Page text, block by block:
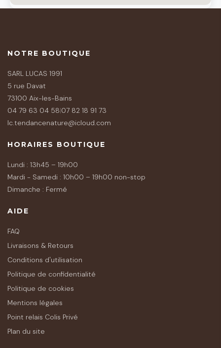
NOTRE BOUTIQUE
SARL LUCAS 1991
5 rue Davat
73100 Aix-les-Bains
04 79 63 04 58|07 82 18 91 73
lc.tendancenature@icloud.com
HORAIRES BOUTIQUE
Lundi : 13h45 – 19h00
Mardi - Samedi : 10h00 – 19h00 non-stop
Dimanche : Fermé
AIDE
FAQ
Livraisons & Retours
Conditions d'utilisation
Politique de confidentialité
Politique de cookies
Mentions légales
Point relais Colis Privé
Plan du site